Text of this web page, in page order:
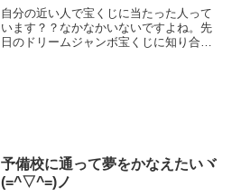
自分の近い人で宝くじに当たった人って
います？？なかなかいないですよね。先
日のドリームジャンボ宝くじに知り合い
予備校に通って夢をかなえたいヾ
(=^▽^=)ノ